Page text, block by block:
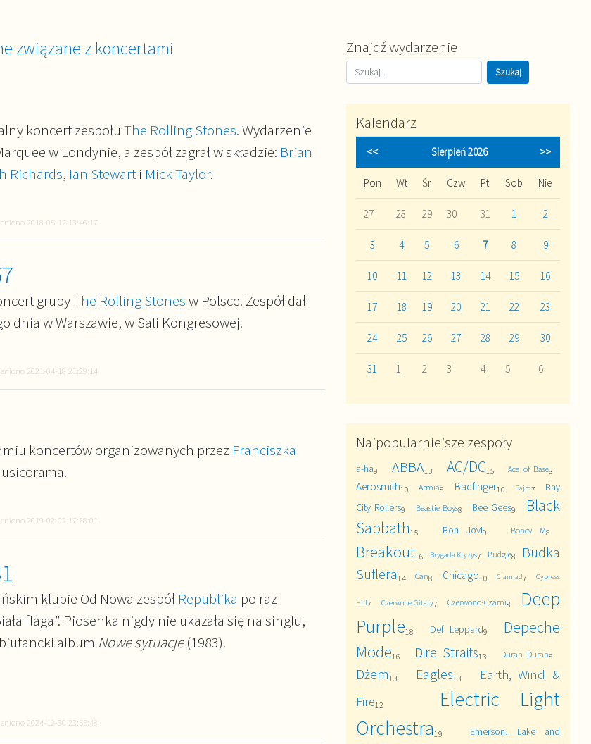
związane z koncertami
koncert zespołu The Rolling Stones. Wydarzenie
w Londynie, a zespół zagrał w składzie: Brian
Richards, Ian Stewart i Mick Taylor.
2018-05-12 13:46:17
grupyThe Rolling Stonesw Polsce. Zespół dał
dnia w Warszawie, w Sali Kongresowej.
2021-04-18 21:29:14
koncertów organizowanych przez Franciszka
2019-02-02 17:28:01
klubie Od Nowa zespół Republika po raz
flaga”. Piosenka nigdy nie ukazała się na singlu,
album Nowe sytuacje(1983).
2024-12-30 23:55:48
Znajdź wydarzenie
Kalendarz
<< Sierpień 2026 >>
Pon Wt Śr Czw Pt Sob Nie
27 28 29 30 31 1 2
3 4 5 6 7 8 9
10 11 12 13 14 15 16
17 18 19 20 21 22 23
24 25 26 27 28 29 30
31 1 2 3 4 5 6
Najpopularniejsze zespoły
a-ha9 ABBA13 AC/DC15 Ace of Base8
Aerosmith10 Armia8 Badfinger10 Bajm7
Bay
City Rollers9 Beastie Boys8 Bee Gees9
Black
Sabbath15 Bon Jovi9 Boney M8
Breakout16 Brygada Kryzys7 Budgie8
Budka
Suflera14 Can8 Chicago10 Clannad7 Cypress
Hill7 Czerwone Gitary7 Czerwono-Czarni8
Deep
Purple18 Def Leppard9
Depeche
Mode16 Dire Straits13 Duran Duran8
Dżem13 Eagles13
Earth, Wind &
Fire12
Electric Light
Orchestra19
Emerson, Lake and